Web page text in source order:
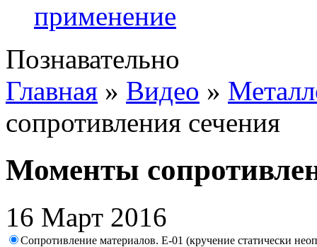
применение
Познавательно
Главная » Видео »
сопротивления сечения
Моменты
16 Март 2016
Сопротивление материалов. E-01 (кручение статически